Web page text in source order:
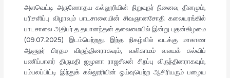
அளவெட்டி அருணோதய கல்லூரியின் நிறுவுநர் நினைவு தினமும்,
பரிசளிப்பு விழாவும் பாடசாலையின் சிவஞானசோதி கலையரங்கில்
பாடசாலை அதிபர் த.தயானந்தன் தலைமையில் இன்று புதன்கிழமை
(09.07.2025) இடம்பெற்றது. இந்த நிகழ்வில் வடக்கு மாகாண
ஆளுநர் பிரதம விருந்தினராகவும், வலிகாமம் வலயக் கல்விப்
பணிப்பாளர் திருமதி ஜமுனா ராஜசீலன் சிறப்பு விருந்தினராகவும்,
பம்பலப்பிட்டி இந்துக் கல்லூரியின் ஓய்வுபெற்ற ஆசிரியரும் பழைய